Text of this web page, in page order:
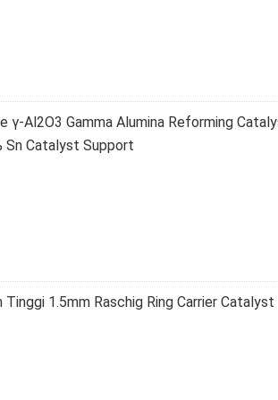
γ-Al2O3 Gamma Alumina Reforming
Sn Catalyst Support
Tinggi 1.5mm Raschig Ring Carrier Catalyst